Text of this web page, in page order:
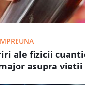
ale fizicii
asupra vietii